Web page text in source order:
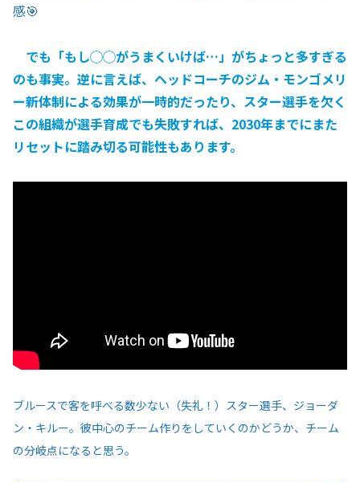
感🎯
でも「もし◯◯がうまくいけば…」がちょっと多すぎる
のも事実。逆に言えば、ヘッドコーチのジム・モンゴメリ
ー新体制による効果が一時的だったり、スター選手を欠く
この組織が選手育成でも失敗すれば、2030年までにまた
リセットに踏み切る可能性もあります。
ブルースで客を呼べる数少ない（失礼！）スター選手、ジョーダ
ン・キルー。彼中心のチーム作りをしていくのかどうか、チーム
の分岐点になると思う。